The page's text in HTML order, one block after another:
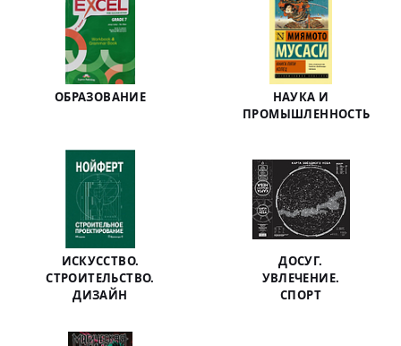
ОБРАЗОВАНИЕ
НАУКА И
ПРОМЫШЛЕННОСТЬ
ИСКУССТВО.
СТРОИТЕЛЬСТВО.
ДИЗАЙН
ДОСУГ.
УВЛЕЧЕНИЕ.
СПОРТ